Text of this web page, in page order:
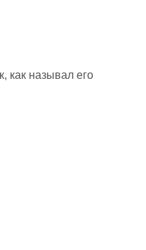
как называл его